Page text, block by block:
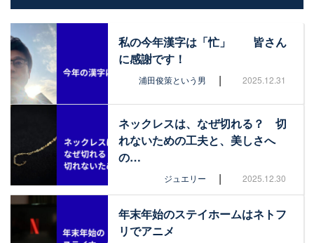
私の今年漢字は「忙」 皆さん
に感謝です！
浦田俊策という男 | 2025.12.31
ネックレスは、なぜ切れる？ 切
れないための工夫と、美しさへ
の…
ジュエリー | 2025.12.30
年末年始のステイホームはネトフ
リでアニメ